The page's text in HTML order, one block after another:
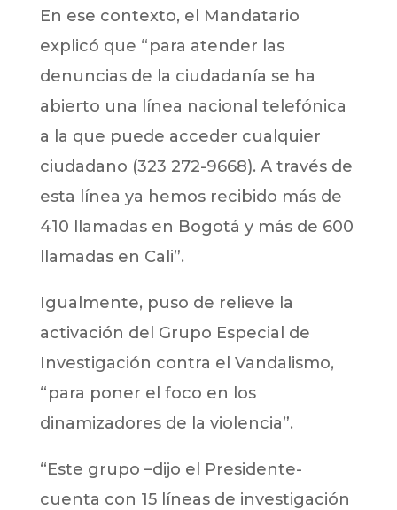
En ese contexto, el Mandatario
explicó que “para atender las
denuncias de la ciudadanía se ha
abierto una línea nacional telefónica
a la que puede acceder cualquier
ciudadano (323 272-9668). A través de
esta línea ya hemos recibido más de
410 llamadas en Bogotá y más de 600
llamadas en Cali”.
Igualmente, puso de relieve la
activación del Grupo Especial de
Investigación contra el Vandalismo,
“para poner el foco en los
dinamizadores de la violencia”.
“Este grupo –dijo el Presidente-
cuenta con 15 líneas de investigación